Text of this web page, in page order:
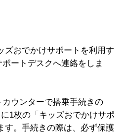
おでかけサポートを利用す
ートデスクへ連絡をしま
ウンターで搭乗手続きの
1枚の「キッズおでかけサポ
す。手続きの際は、必ず保護